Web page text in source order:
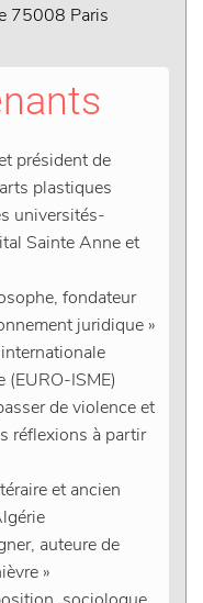
75008 Paris
président de
plastiques
universités-
Sainte Anne et
fondateur
juridique »
(EURO-ISME)
de violence et
réflexions à partir
et ancien
auteure de
»